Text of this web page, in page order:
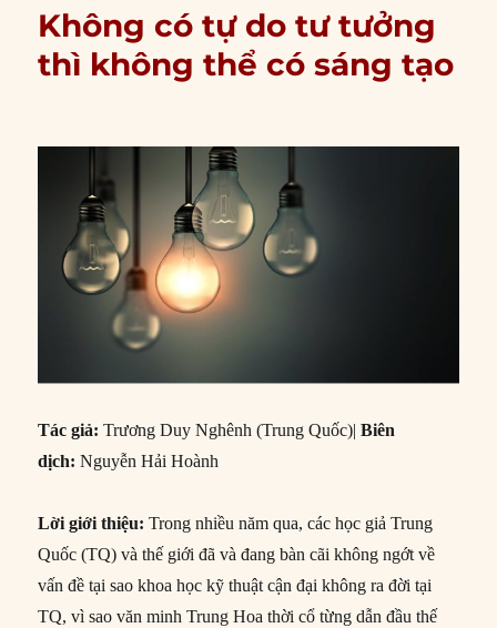
Không có tự do tư tưởng
thì không thể có sáng tạo
Tác giả:Trương Duy Nghênh (Trung Quốc)|Biên
dịch:Nguyễn Hải Hoành
Lời giới thiệu: Trong nhiều năm qua, các học giả Trung
Quốc (TQ) và thế giới đã và đang bàn cãi không ngớt về
vấn đề tại sao khoa học kỹ thuật cận đại không ra đời tại
TQ, vì sao văn minh Trung Hoa thời cổ từng dẫn đầu thế